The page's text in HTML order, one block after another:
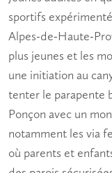
sportifs
Alpes-de-Haute-
plus jeunes et les
une initiation au
tenter le parapente
Ponçon avec un
notamment les via
où parents et